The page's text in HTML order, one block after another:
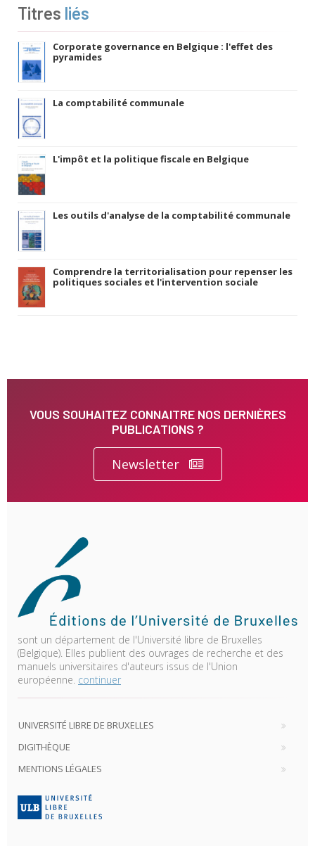
Titres liés
Corporate governance en Belgique : l'effet des
pyramides
La comptabilité communale
L'impôt et la politique fiscale en Belgique
Les outils d'analyse de la comptabilité communale
Comprendre la territorialisation pour repenser les
politiques sociales et l'intervention sociale
VOUS SOUHAITEZ CONNAITRE NOS DERNIÈRES
PUBLICATIONS ?
Newsletter
sont un département de l'Université libre de Bruxelles
(Belgique). Elles publient des ouvrages de recherche et des
manuels universitaires d'auteurs issus de l'Union
européenne. continuer
UNIVERSITÉ LIBRE DE BRUXELLES
DIGITHÈQUE
MENTIONS LÉGALES